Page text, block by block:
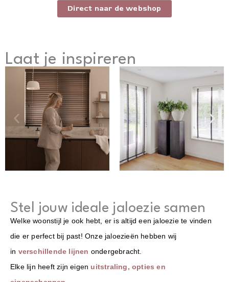
Direct naar de webshop
Laat je inspireren
Stel jouw ideale jaloezie samen
Welke woonstijl je ook hebt, er is altijd een jaloezie te vinden
die er perfect bij past! Onze jaloezieën hebben wij
in verschillende lijnen ondergebracht.
Elke lijn heeft zijn eigen uitstraling, opties en